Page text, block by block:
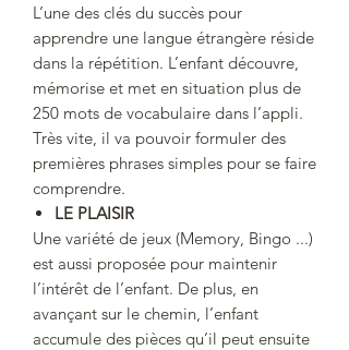
L’une des clés du succès pour
apprendre une langue étrangère réside
dans la répétition. L’enfant découvre,
mémorise et met en situation plus de
250 mots de vocabulaire dans l’appli.
Très vite, il va pouvoir formuler des
premières phrases simples pour se faire
comprendre.
LE PLAISIR
Une variété de jeux (Memory, Bingo ...)
est aussi proposée pour maintenir
l’intérêt de l’enfant. De plus, en
avançant sur le chemin, l’enfant
accumule des pièces qu’il peut ensuite